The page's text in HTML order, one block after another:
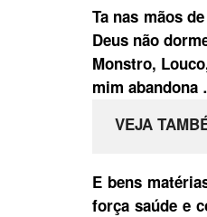
Ta nas mãos
Deus não
Monstro,
mim
VEJA
E bens
força saúde e